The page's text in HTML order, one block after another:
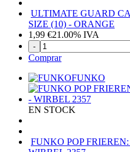
ULTIMATE GUARD
SIZE (10) - ORANGE
1,99 €21.00% IVA
-
Comprar
FUNKO
EN STOCK
FUNKO POP